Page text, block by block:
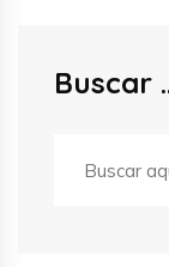
Buscar